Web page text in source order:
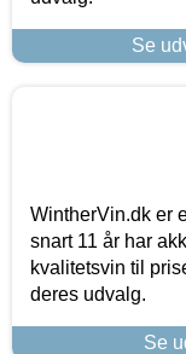
Se
WintherVin.dk er
snart 11 år har
kvalitetsvin til
deres udvalg.
Se